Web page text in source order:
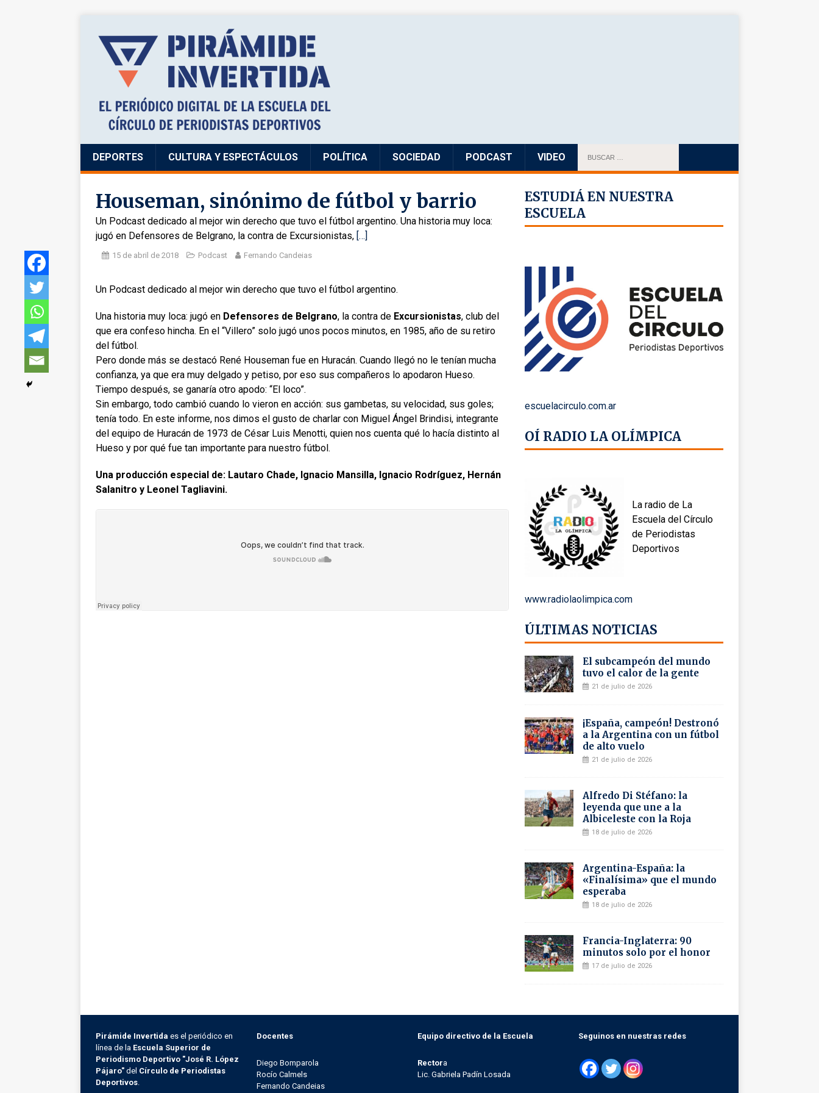
DEPORTES CULTURA Y ESPECTÁCULOS POLÍTICA SOCIEDAD PODCAST VIDEO
Houseman, sinónimo de fútbol y barrio
Un Podcast dedicado al mejor win derecho que tuvo el fútbol argentino. Una historia muy loca:
jugó en Defensores de Belgrano, la contra de Excursionistas, […]
15 de abril de 2018 Podcast Fernando Candeias
Un Podcast dedicado al mejor win derecho que tuvo el fútbol argentino.
Una historia muy loca: jugó en Defensores de Belgrano, la contra de Excursionistas, club del
que era confeso hincha. En el “Villero” solo jugó unos pocos minutos, en 1985, año de su retiro
del fútbol.
Pero donde más se destacó René Houseman fue en Huracán. Cuando llegó no le tenían mucha
confianza, ya que era muy delgado y petiso, por eso sus compañeros lo apodaron Hueso.
Tiempo después, se ganaría otro apodo: “El loco”.
Sin embargo, todo cambió cuando lo vieron en acción: sus gambetas, su velocidad, sus goles;
tenía todo. En este informe, nos dimos el gusto de charlar con Miguel Ángel Brindisi, integrante
del equipo de Huracán de 1973 de César Luis Menotti, quien nos cuenta qué lo hacía distinto al
Hueso y por qué fue tan importante para nuestro fútbol.
Una producción especial de: Lautaro Chade, Ignacio Mansilla, Ignacio Rodríguez, Hernán
Salanitro y Leonel Tagliavini.
ESTUDIÁ EN NUESTRA
ESCUELA
escuelacirculo.com.ar
OÍ RADIO LA OLÍMPICA
La radio de La
Escuela del Círculo
de Periodistas
Deportivos
www.radiolaolimpica.com
ÚLTIMAS NOTICIAS
El subcampeón del mundo
tuvo el calor de la gente
21 de julio de 2026
¡España, campeón! Destronó
a la Argentina con un fútbol
de alto vuelo
21 de julio de 2026
Alfredo Di Stéfano: la
leyenda que une a la
Albiceleste con la Roja
18 de julio de 2026
Argentina-España: la
«Finalísima» que el mundo
esperaba
18 de julio de 2026
Francia-Inglaterra: 90
minutos solo por el honor
17 de julio de 2026
Pirámide Invertida es el periódico en
línea de la Escuela Superior de
Periodismo Deportivo "José R. López
Pájaro" del Círculo de Periodistas
Deportivos
Docentes
Diego Bomparola
Rocío Calmels
Fernando Candeias
Equipo directivo de la Escuela
Rectora
Lic. Gabriela Padín Losada
Seguinos en nuestras redes